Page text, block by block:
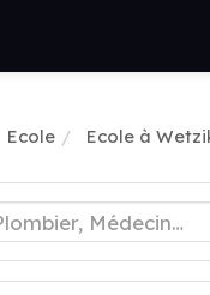
Ecole Ecole à